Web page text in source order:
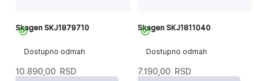
Dostupno odmah
Skagen SKJ1879710
10.890,00 RSD
Dostupno odmah
Skagen SKJ1811040
7.190,00 RSD